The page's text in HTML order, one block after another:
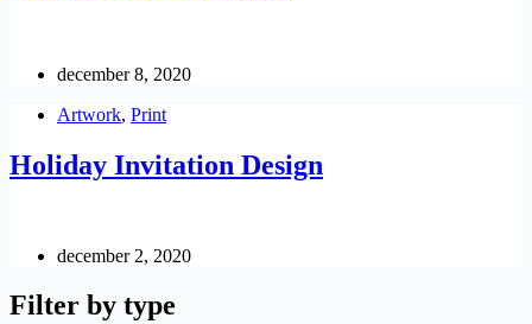
december 8, 2020
Artwork, Print
Holiday Invitation Design
december 2, 2020
Filter by type